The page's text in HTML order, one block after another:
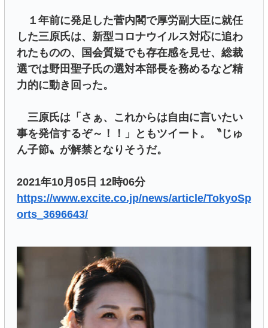
１年前に発足した菅内閣で厚労副大臣に就任
した三原氏は、新型コロナウイルス対応に追わ
れたものの、国会質疑でも存在感を見せ、総裁
選では野田聖子氏の選対本部長を務めるなど精
力的に動き回った。
三原氏は「さぁ、これからは自由に言いたい
事を発信するぞ～！！」ともツイート。〝じゅ
ん子節〟が解禁となりそうだ。
2021年10月05日 12時06分
https://www.excite.co.jp/news/article/TokyoSp
orts_3696643/